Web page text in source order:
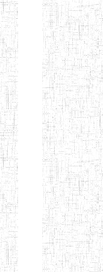
Afficher
Début
Suivant
MOKOLO